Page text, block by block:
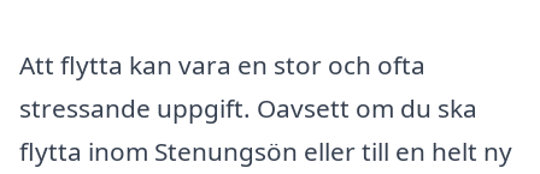
Att flytta kan vara en stor och ofta
stressande uppgift. Oavsett om du ska
flytta inom Stenungsön eller till en helt ny